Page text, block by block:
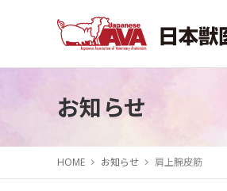
お知らせ
HOME お知らせ 肩上腕皮筋